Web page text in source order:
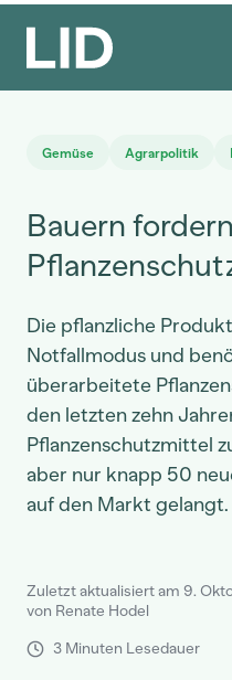
Gemüse Agrarpolitik
Bauern
Die pflanzliche
Notfallmodus und
überarbeitete
den letzten zehn
Pflanzenschutzmittel
aber nur knapp 50
auf den Markt gelangt.
Zuletzt aktualisiert am 9.
von Renate Hodel
3 Minuten Lesedauer